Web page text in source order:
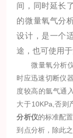
间，同时延长
的微量氧气分
设计，是一个
途，也可使用于
微量氧分析仪
时应迅速切断仪
度较高的氩气通
大于10KPa,否则
分析仪的标准配
到点分析，除此